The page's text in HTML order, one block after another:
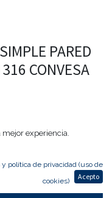
PARED
CONVESA
experiencia.
política de privacidad (uso de
cookies)
Acepto